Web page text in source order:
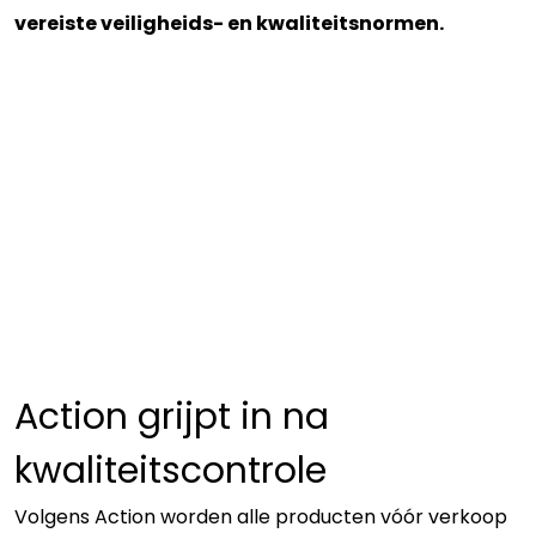
vereiste veiligheids- en kwaliteitsnormen.
Action grijpt in na
kwaliteitscontrole
Volgens Action worden alle producten vóór verkoop